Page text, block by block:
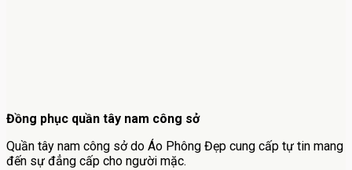
Đồng phục quần tây nam công sở
Quần tây nam công sở do Áo Phông Đẹp cung cấp tự tin mang
đến sự đẳng cấp cho người mặc.